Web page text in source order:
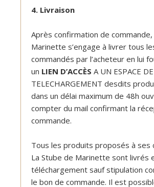
4. Livraison
Après confirmation de commande,
Marinette s’engage à livrer tous
commandés par l’acheteur en lui
un LIEN D’ACCÈS A UN ESPACE DE
TELECHARGEMENT desdits
dans un délai maximum de 48h
compter du mail confirmant la
commande.
Tous les produits proposés à ses
La Stube de Marinette sont livrés
téléchargement sauf stipulation
le bon de commande. Il est